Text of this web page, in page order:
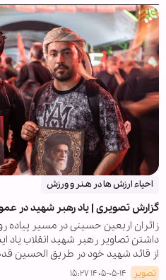
احیاء ارزش ها در هـنر و ورزش
گزارش تصویری | یاد رهبر شهید در عمود ۱۰۸۰ طریق
زائران اربعین حسینی در مسیر پیاده
داشتن تصاویر رهبر شهید انقلاب یاد
از قائد شهید خود در طریق الحسین
تصویر ۱۴۰۵-۰۵-۱۴ ۱۵:۲۷